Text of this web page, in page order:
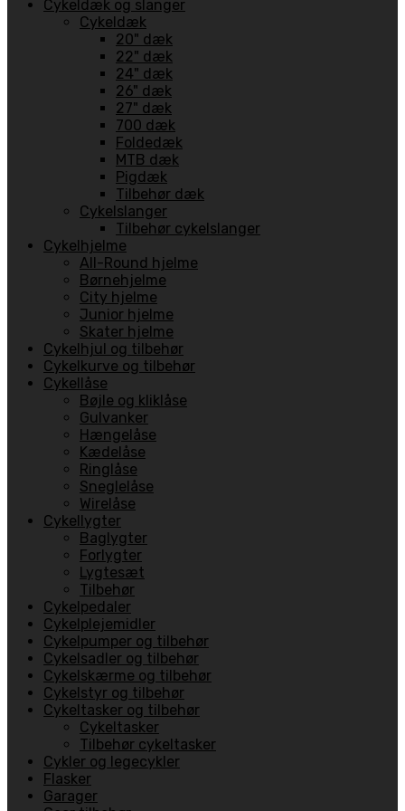
Cykeldæk og slanger
Cykeldæk
20" dæk
22" dæk
24" dæk
26" dæk
27" dæk
700 dæk
Foldedæk
MTB dæk
Pigdæk
Tilbehør dæk
Cykelslanger
Tilbehør cykelslanger
Cykelhjelme
All-Round hjelme
Børnehjelme
City hjelme
Junior hjelme
Skater hjelme
Cykelhjul og tilbehør
Cykelkurve og tilbehør
Cykellåse
Bøjle og kliklåse
Gulvanker
Hængelåse
Kædelåse
Ringlåse
Sneglelåse
Wirelåse
Cykellygter
Baglygter
Forlygter
Lygtesæt
Tilbehør
Cykelpedaler
Cykelplejemidler
Cykelpumper og tilbehør
Cykelsadler og tilbehør
Cykelskærme og tilbehør
Cykelstyr og tilbehør
Cykeltasker og tilbehør
Cykeltasker
Tilbehør cykeltasker
Cykler og legecykler
Flasker
Garager